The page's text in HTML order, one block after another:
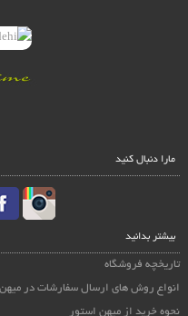
مارا دنبال کنید
بیشتر بدانید
تاریخچه فروشگاه
انواع روش های ارسال سفارشات در میهن
نحوه خرید از میهن استور